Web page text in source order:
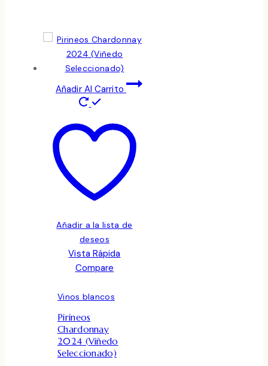
Añadir Al Carrito
Añadir a la lista de
deseos
Vista Rápida
Compare
Vinos blancos
Pirineos
Chardonnay
2024 (Viñedo
Seleccionado)